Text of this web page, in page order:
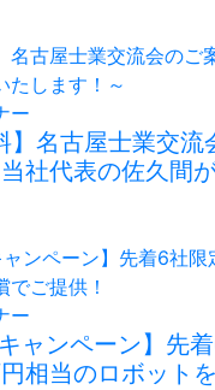
ー
】名古屋士業交
当社代表の佐久間
ー
ャンペーン】先
相当のロボット